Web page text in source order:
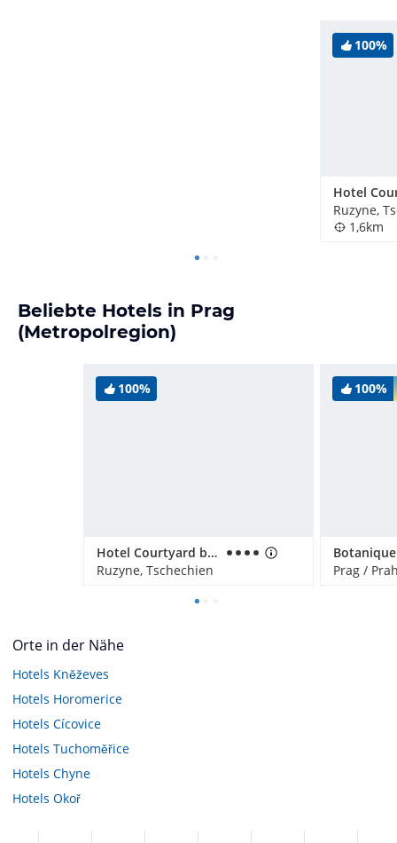
100%
Ruzyne,
1,6km
Beliebte Hotels in Prag
(Metropolregion)
100%
Hotel Courtyard by Marriott Prague Airport
Ruzyne, Tschechien
100%
Prag /
Orte in der Nähe
Hotels Kněževes
Hotels Horomerice
Hotels Cícovice
Hotels Tuchoměřice
Hotels Chyne
Hotels Okoř